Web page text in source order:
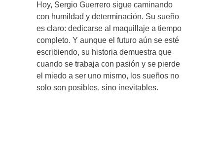
Hoy, Sergio Guerrero sigue caminando
con humildad y determinación. Su sueño
es claro: dedicarse al maquillaje a tiempo
completo. Y aunque el futuro aún se esté
escribiendo, su historia demuestra que
cuando se trabaja con pasión y se pierde
el miedo a ser uno mismo, los sueños no
solo son posibles, sino inevitables.